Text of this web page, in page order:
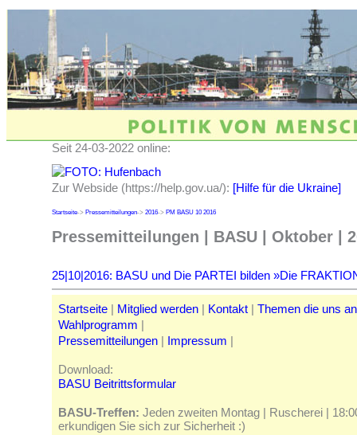
Seit 24-03-2022 online:
Zur Webside (https://help.gov.ua/): [Hilfe für die Ukraine]
Startseite-> Pressemitteilungen-> 2016-> PM BASU 10 2016
Pressemitteilungen | BASU | Oktober |
25|10|2016: BASU und Die PARTEI bilden »Die
Startseite | Mitglied werden | Kontakt | Themen die uns
Wahlprogramm |
Pressemitteilungen | Impressum |
Download:
BASU Beitrittsformular
BASU-Treffen: Jeden zweiten Montag | Ruscherei |
erkundigen Sie sich zur Sicherheit :)